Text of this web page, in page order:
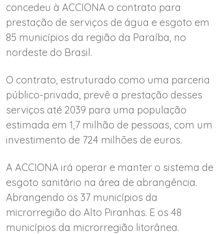
concedeu à ACCIONA o contrato para
prestação de serviços de água e esgoto em
85 municípios da região da Paraíba, no
nordeste do Brasil.
O contrato, estruturado como uma parceria
público-privada, prevê a prestação desses
serviços até 2039 para uma população
estimada em 1,7 milhão de pessoas, com um
investimento de 724 milhões de euros.
A ACCIONA irá operar e manter o sistema de
esgoto sanitário na área de abrangência.
Abrangendo os 37 municípios da
microrregião do Alto Piranhas. E os 48
municípios da microrregião litorânea.